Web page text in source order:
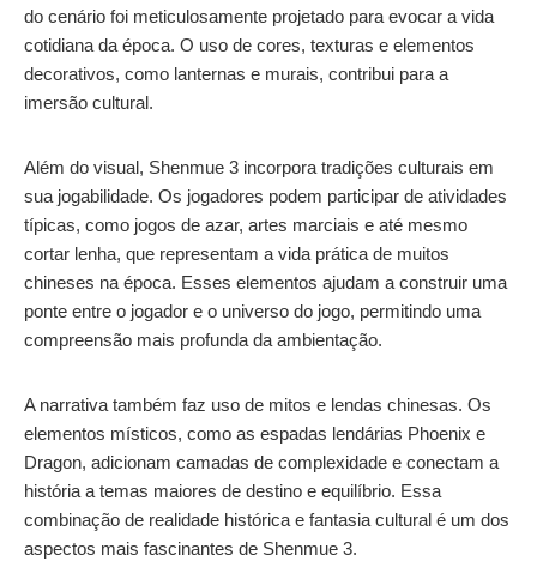
do cenário foi meticulosamente projetado para evocar a vida
cotidiana da época. O uso de cores, texturas e elementos
decorativos, como lanternas e murais, contribui para a
imersão cultural.
Além do visual, Shenmue 3 incorpora tradições culturais em
sua jogabilidade. Os jogadores podem participar de atividades
típicas, como jogos de azar, artes marciais e até mesmo
cortar lenha, que representam a vida prática de muitos
chineses na época. Esses elementos ajudam a construir uma
ponte entre o jogador e o universo do jogo, permitindo uma
compreensão mais profunda da ambientação.
A narrativa também faz uso de mitos e lendas chinesas. Os
elementos místicos, como as espadas lendárias Phoenix e
Dragon, adicionam camadas de complexidade e conectam a
história a temas maiores de destino e equilíbrio. Essa
combinação de realidade histórica e fantasia cultural é um dos
aspectos mais fascinantes de Shenmue 3.